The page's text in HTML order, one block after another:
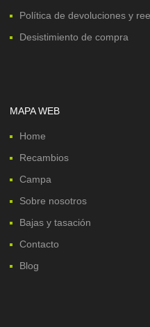
Política de devoluciones y
Desistimiento de compra
MAPA WEB
Home
Recambios
Campa
Sobre nosotros
Bajas y tasación
Contacto
Blog